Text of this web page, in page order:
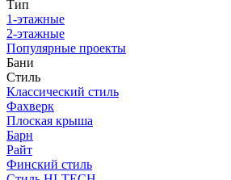
Тип
1-этажные
2-этажные
Популярные проекты
Бани
Стиль
Классический стиль
Фахверк
Плоская крыша
Барн
Райт
Финский стиль